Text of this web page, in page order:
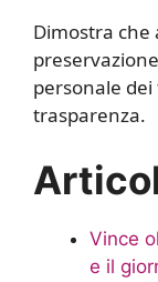
Dimostra che
personale
trasparenza.
Vince
e il